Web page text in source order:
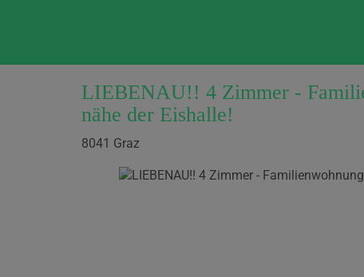
LIEBENAU!! 4 Zimmer -
nähe der Eishalle!
8041 Graz